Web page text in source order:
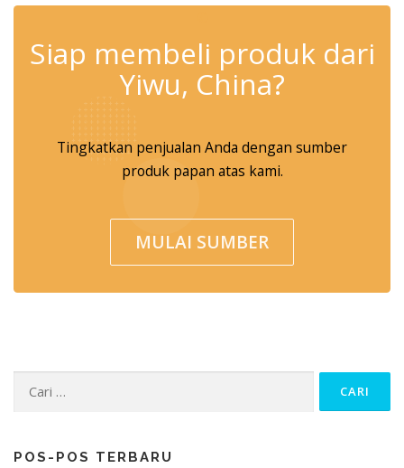
Siap membeli produk dari
Yiwu, China?
Tingkatkan penjualan Anda dengan sumber
produk papan atas kami.
MULAI SUMBER
Cari untuk:
POS-POS TERBARU